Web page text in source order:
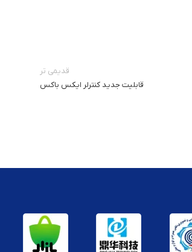
قدیمی تر
قابلیت جدید کنترلر ایکس باکس